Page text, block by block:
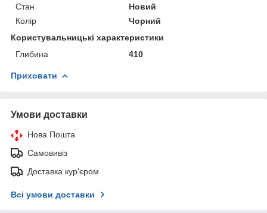
Стан
Новий
Колір
Чорний
Користувальницькі характеристики
Глибина
410
Приховати
Умови доставки
Нова Пошта
Самовивіз
Доставка кур'єром
Всі умови доставки